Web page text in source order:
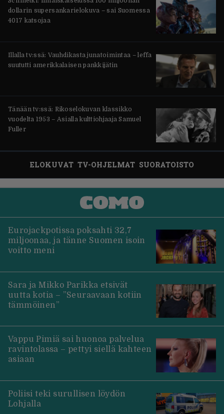
dollarin supersankarielokuva – sai Suomessa
4017 katsojaa
Illalla tv:ssä: Vauhdikasta junatoimintaa – leffa
suututti amerikkalaisen pankkijätin
Tänään tv:ssä: Rikoselokuvan klassikko
vuodelta 1953 – Asialla kulttiohjaaja Samuel
Fuller
ELOKUVAT TV-OHJELMAT SUORATOISTO
Eurojackpotissa poksahti 32,7
miljoonaa, ja tänne Suomen isoin
voitto meni
Sara ja Mikko Parikka etsivät
uutta kotia – ”Seuraavaan kotiin
tämmöinen”
Vappu Pimiä sai huonoa palvelua
ravintolassa – pettyi siellä kahteen
asiaan
Poliisi teki surullisen löydön
Lohjalla